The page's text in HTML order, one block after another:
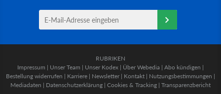
RUBRIKEN
Impressum | Unser Team | Unser Kodex | Über Webedia | Abo kündigen |
Bestellung widerrufen | Karriere | Newsletter | Kontakt | Nutzungsbestimmungen |
Mediadaten | Datenschutzerklärung | Cookies & Tracking | Transparenzbericht